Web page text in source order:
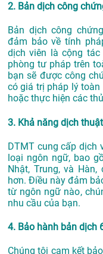
2. Bản dịch công
Bản dịch công
đảm bảo về tính
dịch viên là cộng
phòng tư pháp trên
bạn sẽ được công
có giá trị pháp lý
hoặc thực hiện các
3. Khả năng dịch
DTMT cung cấp dịch
loại ngôn ngữ, bao
Nhật, Trung, và
hơn. Điều này đảm
từ ngôn ngữ nào,
nhu cầu của bạn.
4. Bảo hành bản dịch
Chúng tôi cam kết